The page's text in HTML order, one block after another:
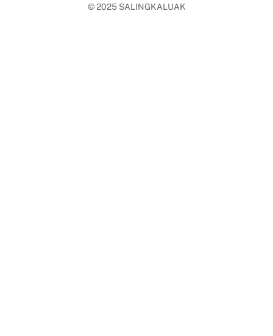
© 2025 SALINGKALUAK